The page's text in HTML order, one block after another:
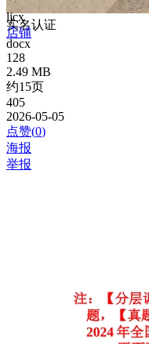
ljcx
实名认证
店铺
docx
128
2.49 MB
约15页
405
2026-05-05
点赞(0)
海报
举报